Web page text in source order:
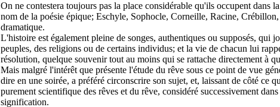
On ne contestera toujours pas la place considérable qu'ils occupent dans
nom de la poésie épique; Eschyle, Sophocle, Corneille, Racine,
dramatique.
L'histoire est également pleine de songes, authentiques ou supposés, qui
peuples, des religions ou de certains individus; et la vie de chacun lui
résolution, quelque souvenir tout au moins qui se rattache directement à
Mais malgré l'intérêt que présente l'étude du rêve sous ce point de vue
dire en une soirée, a préféré circonscrire son sujet, et, laissant de côté ce
purement scientifique des rêves et du rêve, considéré successivement
signification.